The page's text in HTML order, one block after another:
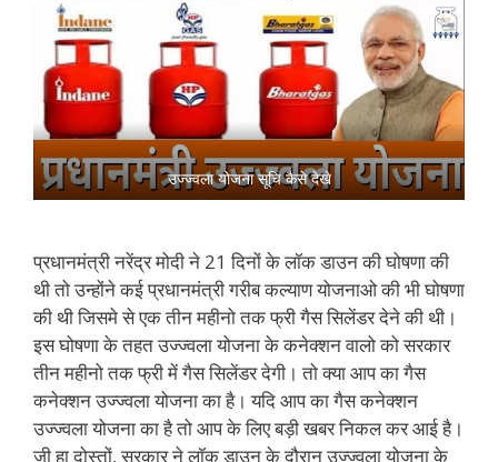
उज्ज्वला योजना सूचि कैसे देखे
प्रधानमंत्री नरेंद्र मोदी ने 21 दिनों के लॉक डाउन की घोषणा की
थी तो उन्होंने कई प्रधानमंत्री गरीब कल्याण योजनाओ की भी घोषणा
की थी जिसमे से एक तीन महीनो तक फ्री गैस सिलेंडर देने की थी।
इस घोषणा के तहत उज्ज्वला योजना के कनेक्शन वालो को सरकार
तीन महीनो तक फ्री में गैस सिलेंडर देगी। तो क्या आप का गैस
कनेक्शन उज्ज्वला योजना का है। यदि आप का गैस कनेक्शन
उज्ज्वला योजना का है तो आप के लिए बड़ी खबर निकल कर आई है।
जी हा दोस्तों, सरकार ने लॉक डाउन के दौरान उज्ज्वला योजना के